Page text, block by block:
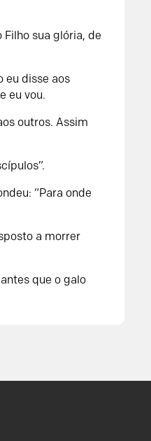
sua glória, de
eu disse aos
eu vou.
outros. Assim
“Para onde
a morrer
que o galo